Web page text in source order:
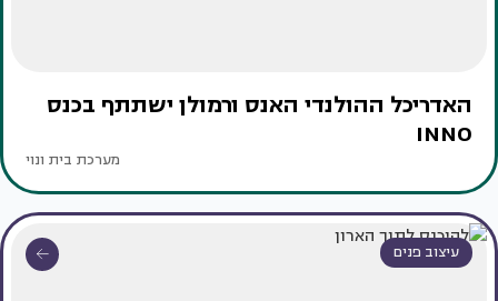
האדריכל ההולנדי האנס ורמולן ישתתף בכנס
INNO
מערכת בית ונוי
עיצוב פנים